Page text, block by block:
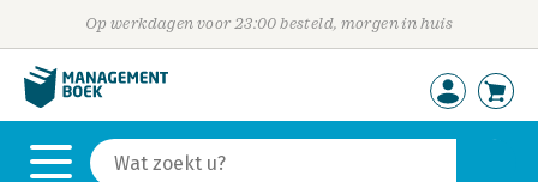
Op werkdagen voor 23:00 besteld, morgen in huis